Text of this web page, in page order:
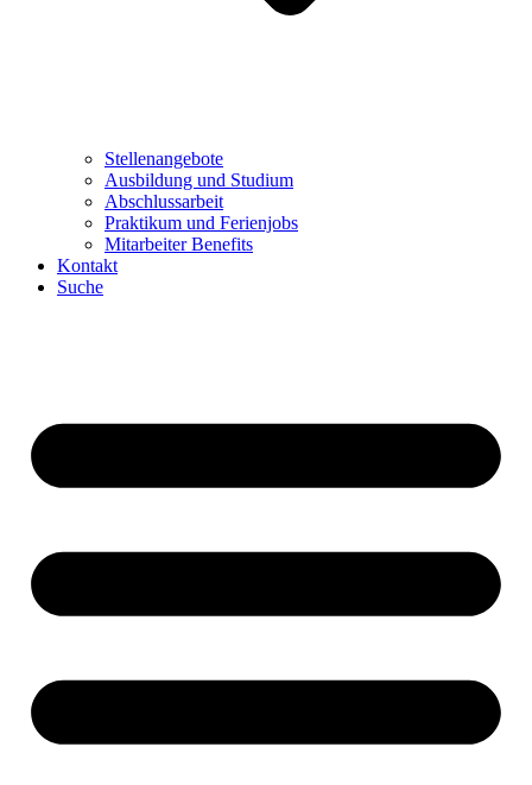
Stellenangebote
Ausbildung und Studium
Abschlussarbeit
Praktikum und Ferienjobs
Mitarbeiter Benefits
Kontakt
Suche